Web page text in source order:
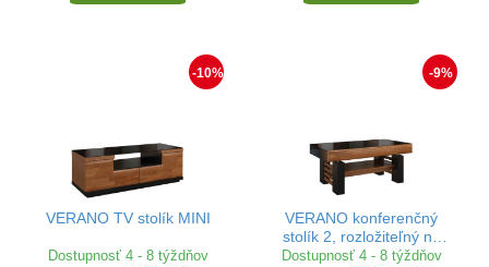
-10%
VERANO TV stolík MINI
Dostupnosť 4 - 8 týždňov
-9%
VERANO konferenčný
stolík 2, rozložiteľný na
jedálenský stôl v rozmere
Dostupnosť 4 - 8 týždňov